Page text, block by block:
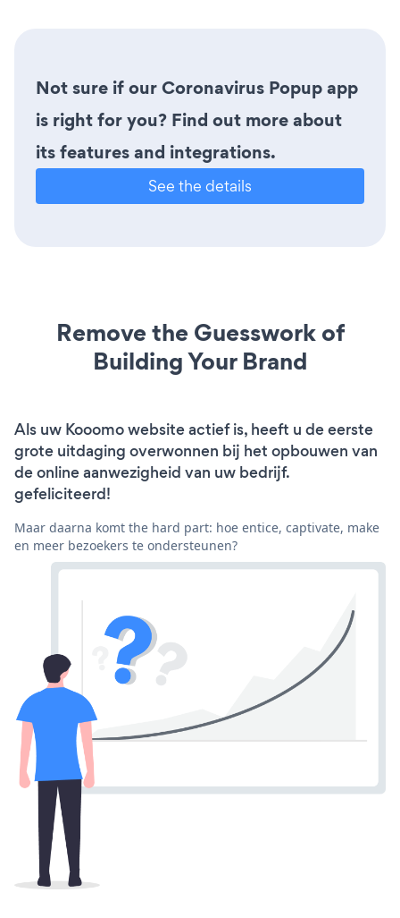
Not sure if our Coronavirus Popup app
is right for you? Find out more about
its features and integrations.
See the details
Remove the Guesswork of
Building Your Brand
Als uw Kooomo website actief is, heeft u de eerste
grote uitdaging overwonnen bij het opbouwen van
de online aanwezigheid van uw bedrijf.
gefeliciteerd!
Maar daarna komt the hard part: hoe entice, captivate, make
en meer bezoekers te ondersteunen?